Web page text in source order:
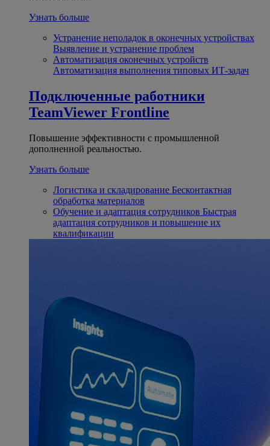
Узнать больше
Устранение неполадок в оконечных устройствах
Выявление и устранение проблем
Автоматизация оконечных устройств
Автоматизация выполнения типовых ИТ-задач
Подключенные работники
TeamViewer Frontline
Повышение эффективности с промышленной
дополненной реальностью.
Узнать больше
Логистика и складирование Бесконтактная
обработка материалов
Обучение и адаптация сотрудников Быстрая
адаптация сотрудников и повышение их
квалификации